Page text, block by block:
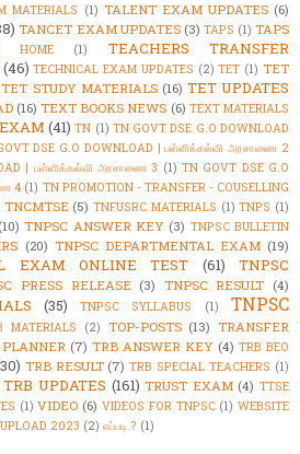
MATERIALS (1) TALENT EXAM UPDATES (6)
TANCET EXAM UPDATES (3) TAPS (1) TAPS
HOME (1)
TEACHERS TRANSFER
(46) TECHNICAL EXAM UPDATES (2) TET (1) TET
TET STUDY MATERIALS (16) TET UPDATES
(16) TEXT BOOKS NEWS (6) TEXT MATERIALS
(41) TN (1) TN GOVT DSE G.O DOWNLOAD
DSE G.O DOWNLOAD | பள்ளிக்கல்வி அரசாணை 2
| பள்ளிக்கல்வி அரசாணை 3 (1) TN GOVT DSE G.O
4 (1) TN PROMOTION - TRANSFER - COUSELLING
TNCMTSE (5) TNFUSRC MATERIALS (1) TNPS (1)
(10) TNPSC ANSWER KEY (3) TNPSC BULLETIN
(20) TNPSC DEPARTMENTAL EXAM (19)
EXAM ONLINE TEST (61)
TNPSC
PRESS RELEASE (3) TNPSC RESULT (4)
(35) TNPSC SYLLABUS (1)
TNPSC
MATERIALS (2) TOP-POSTS (13) TRANSFER
(7) TRB ANSWER KEY (4) TRB BEO
TRB RESULT (7) TRB SPECIAL TEACHERS (1)
TRB UPDATES (161) TRUST EXAM (4) TTSE
(1) VIDEO (6) VIDEOS FOR TNPSC (1) WEBSITE
2023 (2) எப்படி ? (1)